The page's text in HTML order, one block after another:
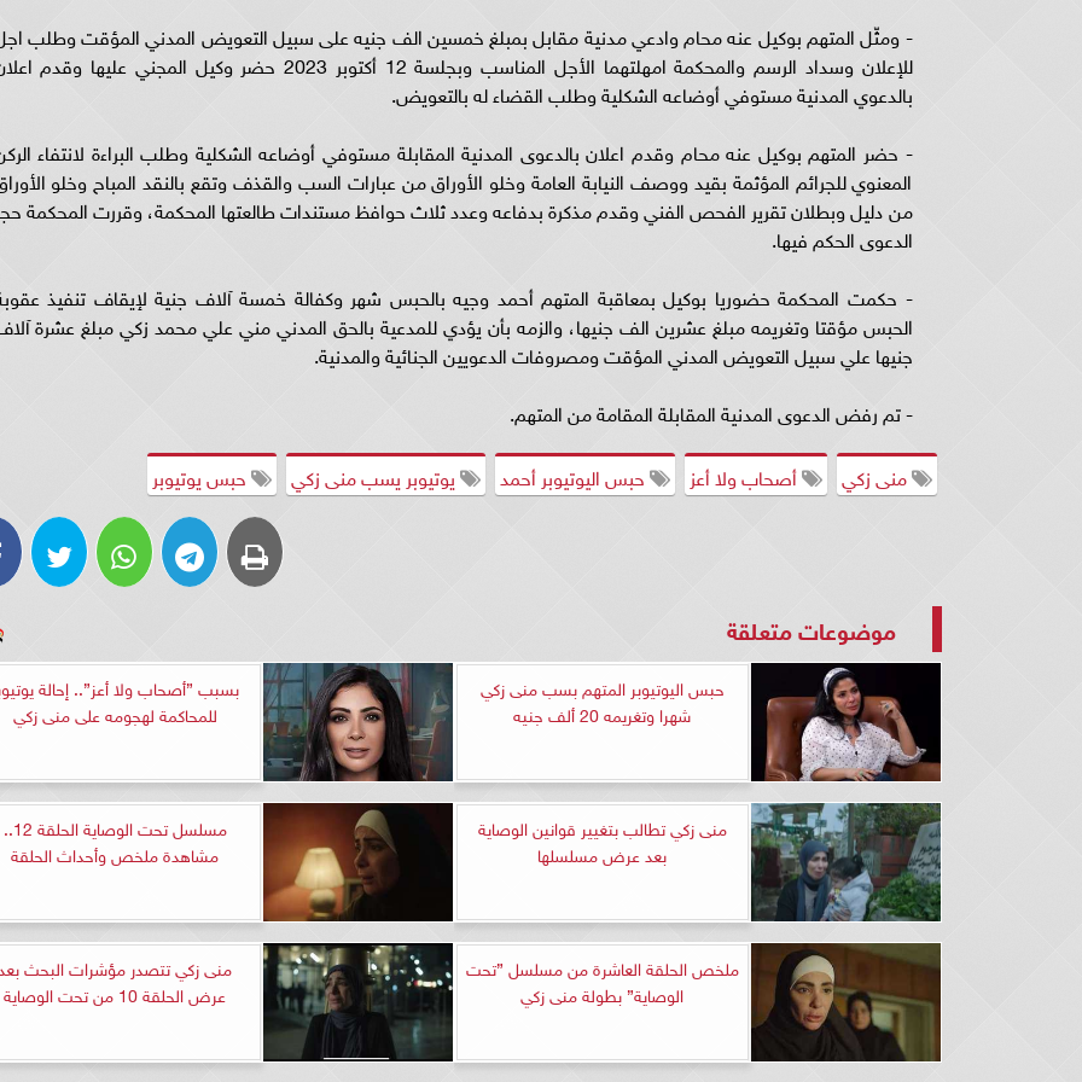
- ومثّل المتهم بوكيل عنه محام وادعي مدنية مقابل بمبلغ خمسين الف جنيه على سبيل التعويض المدني المؤقت وطلب
للإعلان وسداد الرسم والمحكمة امهلتهما الأجل المناسب وبجلسة 12 أكتوبر 2023 حضر وكيل المجني عليها وقدم
بالدعوي المدنية مستوفي أوضاعه الشكلية وطلب القضاء له بالتعويض.
- حضر المتهم بوكيل عنه محام وقدم اعلان بالدعوى المدنية المقابلة مستوفي أوضاعه الشكلية وطلب البراءة لانتفاء
المعنوي للجرائم المؤثمة بقيد ووصف النيابة العامة وخلو الأوراق من عبارات السب والقذف وتقع بالنقد المباح وخلو
من دليل وبطلان تقرير الفحص الفني وقدم مذكرة بدفاعه وعدد ثلاث حوافظ مستندات طالعتها المحكمة، وقررت المحكمة
الدعوى الحكم فيها.
- حكمت المحكمة حضوريا بوكيل بمعاقبة المتهم أحمد وجيه بالحبس شهر وكفالة خمسة آلاف جنية لإيقاف تنفيذ
الحبس مؤقتا وتغريمه مبلغ عشرين الف جنيها، والزمه بأن يؤدي للمدعية بالحق المدني مني علي محمد زكي مبلغ عشرة
جنيها علي سبيل التعويض المدني المؤقت ومصروفات الدعويين الجنائية والمدنية.
- تم رفض الدعوى المدنية المقابلة المقامة من المتهم.
منى زكي
أصحاب ولا أعز حبس اليوتيوبر أحمد يوتيوبر يسب منى زكي حبس يوتيوبر
موضوعات متعلقة
حبس اليوتيوبر المتهم بسب منى زكي
شهرا وتغريمه 20 ألف جنيه
بسبب ”أصحاب ولا أعز”.. إحالة
للمحاكمة لهجومه على منى زكي
منى زكي تطالب بتغيير قوانين الوصاية
بعد عرض مسلسلها
مسلسل تحت الوصاية الحلقة 12..
مشاهدة ملخص وأحداث الحلقة
ملخص الحلقة العاشرة من مسلسل ”تحت
الوصاية” بطولة منى زكي
منى زكي تتصدر مؤشرات البحث
عرض الحلقة 10 من تحت الوصاية